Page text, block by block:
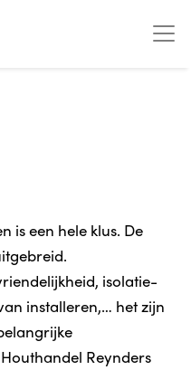
is een hele klus. De
isolatie-
installeren,… het zijn
Reynders